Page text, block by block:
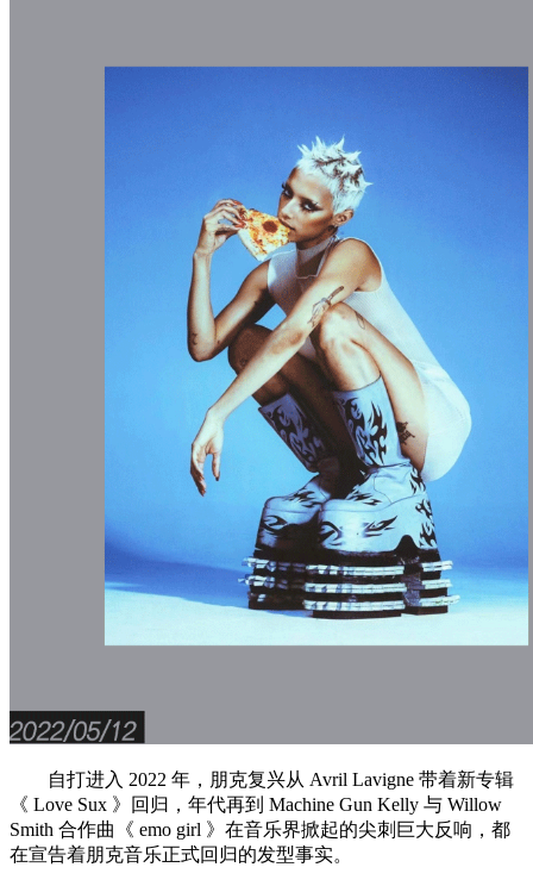
自打进入 2022 年，朋克复兴从 Avril Lavigne 带着新专辑
《 Love Sux 》回归，年代再到 Machine Gun Kelly 与 Willow
Smith 合作曲《 emo girl 》在音乐界掀起的尖刺巨大反响，都
在宣告着朋克音乐正式回归的发型事实。